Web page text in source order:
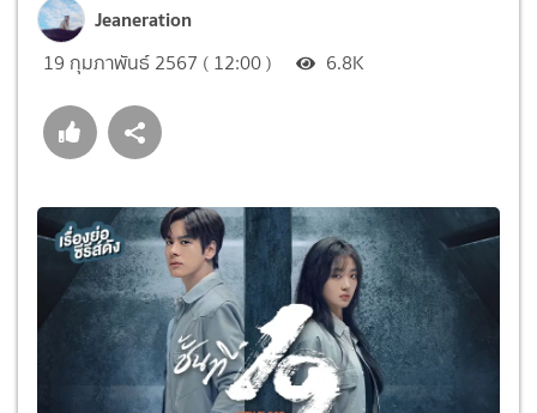
Jeaneration
19 กุมภาพันธ์ 2567 ( 12:00 ) 6.8K